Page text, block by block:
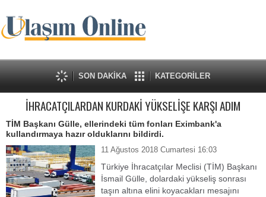
SON DAKİKA KATEGORİLER
İHRACATÇILARDAN KURDAKİ YÜKSELİŞE KARŞI ADIM
TİM Başkanı Gülle, ellerindeki tüm fonları Eximbank'a
kullandırmaya hazır olduklarını bildirdi.
11 Ağustos 2018 Cumartesi 16:03
Türkiye İhracatçılar Meclisi (TİM) Başkanı
İsmail Gülle, dolardaki yükseliş sonrası
taşın altına elini koyacakları mesajını